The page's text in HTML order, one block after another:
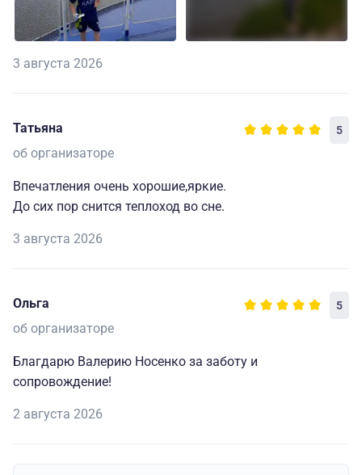
3 августа 2026
Татьяна 5
об организаторе
Впечатления очень хорошие,яркие.
До сих пор снится теплоход во сне.
3 августа 2026
Ольга 5
об организаторе
Благдарю Валерию Носенко за заботу и
сопровождение!
2 августа 2026